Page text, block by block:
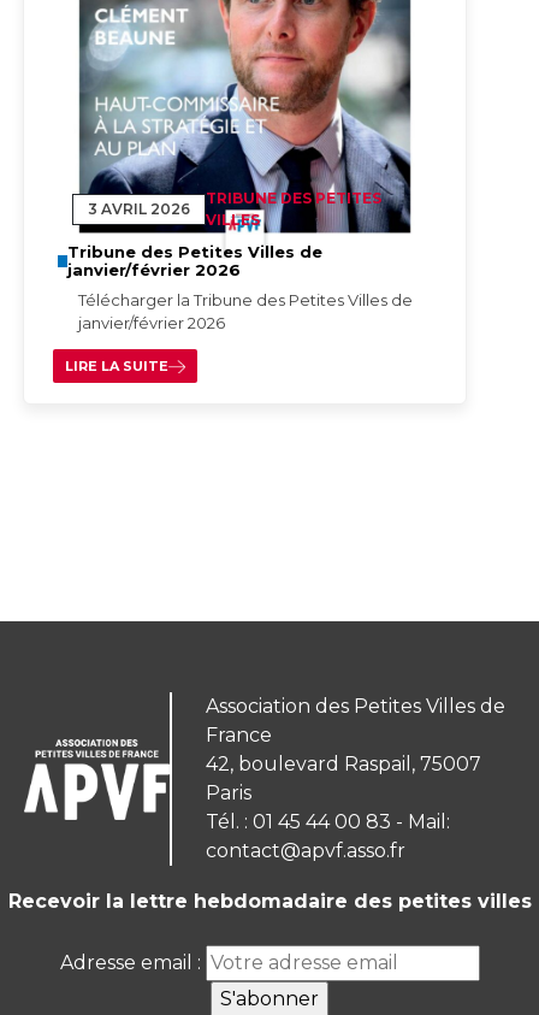
3 AVRIL 2026
TRIBUNE DES PETITES
VILLES
Tribune des Petites Villes de
janvier/février 2026
Télécharger la Tribune des Petites Villes de
janvier/février 2026
LIRE LA SUITE
Association des Petites Villes de
France
42, boulevard Raspail, 75007
Paris
Tél. : 01 45 44 00 83 - Mail:
contact@apvf.asso.fr
Recevoir la lettre hebdomadaire des petites villes
Adresse email :